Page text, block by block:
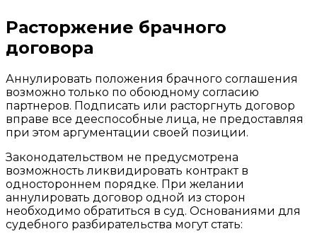
Расторжение брачного
договора
Аннулировать положения брачного соглашения
возможно только по обоюдному согласию
партнеров. Подписать или расторгнуть договор
вправе все дееспособные лица, не предоставляя
при этом аргументации своей позиции.
Законодательством не предусмотрена
возможность ликвидировать контракт в
одностороннем порядке. При желании
аннулировать договор одной из сторон
необходимо обратиться в суд. Основаниями для
судебного разбирательства могут стать: